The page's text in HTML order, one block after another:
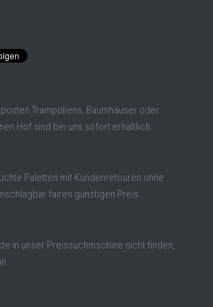
Trampoliens, Baumhäuser oder
Hof sind bei uns sofort erhältlich.
Paletten mit Kundenretouren ohne
fairen günstigen Preis.
in unser Preissuchmschine nicht finden,